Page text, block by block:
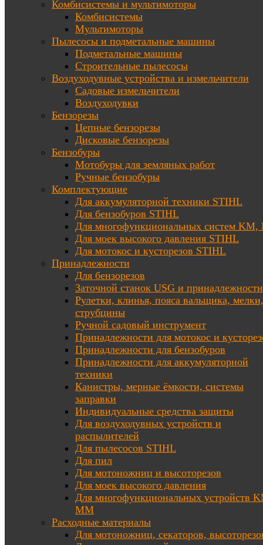
Комбисистемы и мультимоторы
Комбисистемы
Мультимоторы
Пылесосы и подметальные машины
Подметальные машины
Строительные пылесосы
Воздуходувные устройства и измельчители
Садовые измельчители
Воздуходувки
Бензорезы
Цепные бензорезы
Дисковые бензорезы
Бензобуры
Мотобуры для земляных работ
Ручные бензобуры
Комплектующие
Для аккумуляторной техники STIHL
Для бензобуров STIHL
Для многофункциональных систем KM,
Для моек высокого давления STIHL
Для мотокос и кусторезов STIHL
Принадлежности
Для бензорезов
Заточной станок USG и принадлежности
Рулетки, клинья, пояса вальщика, мелки,
струбцины
Ручной садовый инструмент
Принадлежности для мотокос и
Принадлежности для бензобуров
Принадлежности для аккумуляторной
техники
Канистры, мерные ёмкости, системы
заправки
Индивидуальные средства защиты
Для воздуходувных устройств и
распылителей
Для пылесосов STIHL
Для пил
Для мотоножниц и высоторезов
Для моек высокого давления
Для многофункциональных устройств
MM
Расходные материалы
Для мотоножниц, секаторов,